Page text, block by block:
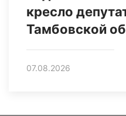
кресло
Тамбовской
07.08.2026